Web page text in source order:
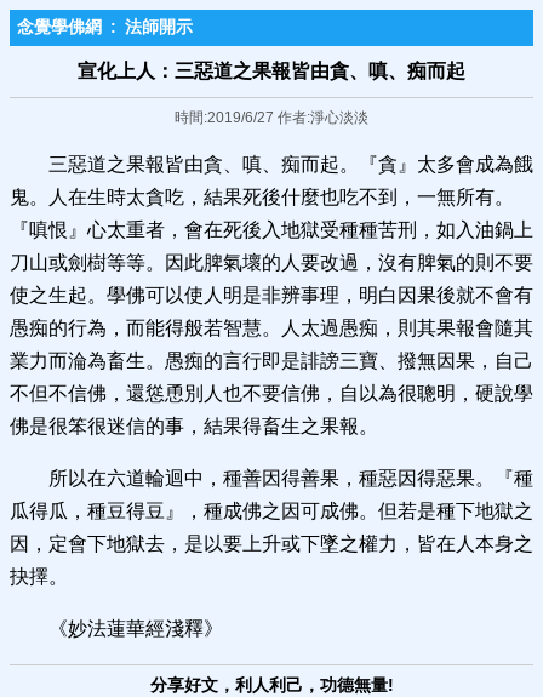
念覺學佛網 : 法師開示
宣化上人：三惡道之果報皆由貪、嗔、痴而起
時間:2019/6/27 作者:淨心淡淡
三惡道之果報皆由貪、嗔、痴而起。『貪』太多會成為餓
鬼。人在生時太貪吃，結果死後什麼也吃不到，一無所有。
『嗔恨』心太重者，會在死後入地獄受種種苦刑，如入油鍋上
刀山或劍樹等等。因此脾氣壞的人要改過，沒有脾氣的則不要
使之生起。學佛可以使人明是非辨事理，明白因果後就不會有
愚痴的行為，而能得般若智慧。人太過愚痴，則其果報會隨其
業力而淪為畜生。愚痴的言行即是誹謗三寶、撥無因果，自己
不但不信佛，還慫恿別人也不要信佛，自以為很聰明，硬說學
佛是很笨很迷信的事，結果得畜生之果報。
所以在六道輪迴中，種善因得善果，種惡因得惡果。『種
瓜得瓜，種豆得豆』，種成佛之因可成佛。但若是種下地獄之
因，定會下地獄去，是以要上升或下墜之權力，皆在人本身之
抉擇。
《妙法蓮華經淺釋》
分享好文，利人利己，功德無量!